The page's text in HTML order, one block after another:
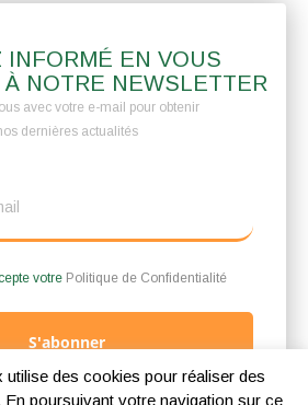
INFORMÉ EN VOUS
À NOTRE NEWSLETTER
avec votre e-mail pour obtenir
dernières actualités
votre Politique de Confidentialité
S'abonner
utilise des cookies pour réaliser des
poursuivant votre navigation sur ce